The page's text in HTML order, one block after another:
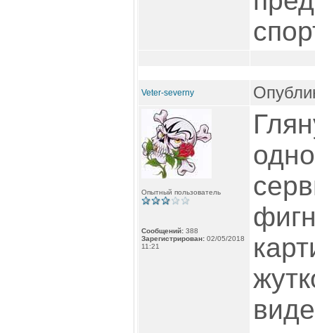
Veter-severny
Опытный пользователь
Сообщений: 388
Зарегистрирован: 02/05/2018
11:21